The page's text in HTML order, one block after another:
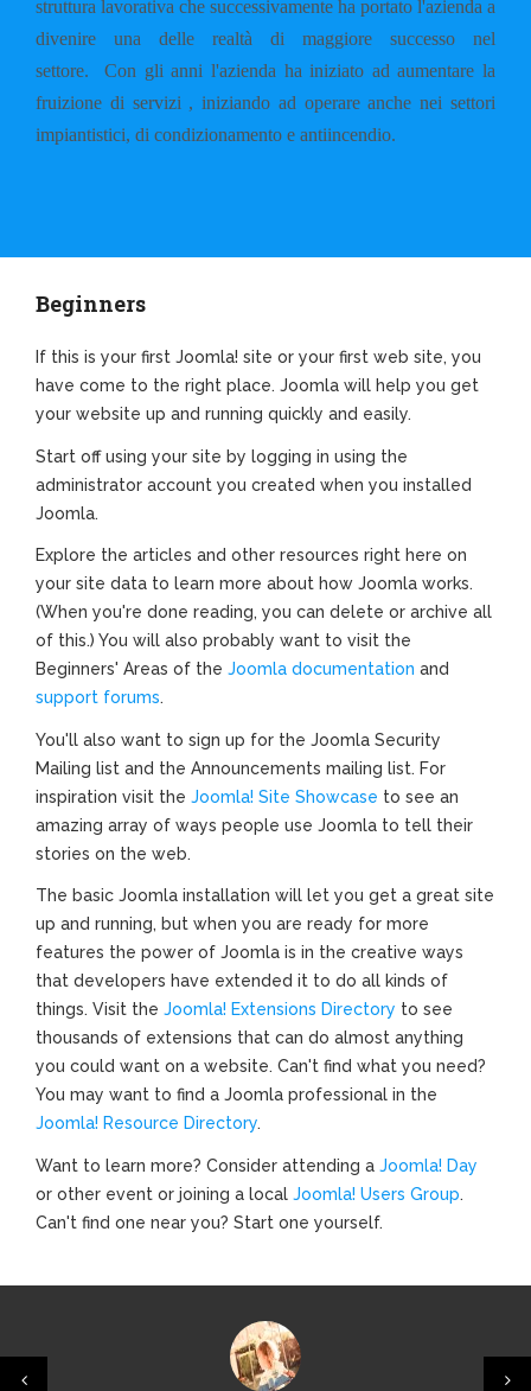
struttura lavorativa che successivamente ha portato l'azienda a
divenire una delle realtà di maggiore successo nel
settore.Con gli anni l'azienda ha iniziato ad aumentare la
fruizione di servizi , iniziando ad operare anche nei settori
impiantistici, di condizionamento e antiincendio.
Beginners
If this is your first Joomla! site or your first web site, you
have come to the right place. Joomla will help you get
your website up and running quickly and easily.
Start off using your site by logging in using the
administrator account you created when you installed
Joomla.
Explore the articles and other resources right here on
your site data to learn more about how Joomla works.
(When you're done reading, you can delete or archive all
of this.) You will also probably want to visit the
Beginners' Areas of the Joomla documentation and
support forums.
You'll also want to sign up for the Joomla Security
Mailing list and the Announcements mailing list. For
inspiration visit the Joomla! Site Showcase to see an
amazing array of ways people use Joomla to tell their
stories on the web.
The basic Joomla installation will let you get a great site
up and running, but when you are ready for more
features the power of Joomla is in the creative ways
that developers have extended it to do all kinds of
things. Visit the Joomla! Extensions Directory to see
thousands of extensions that can do almost anything
you could want on a website. Can't find what you need?
You may want to find a Joomla professional in the
Joomla! Resource Directory.
Want to learn more? Consider attending a Joomla! Day
or other event or joining a local Joomla! Users Group.
Can't find one near you? Start one yourself.